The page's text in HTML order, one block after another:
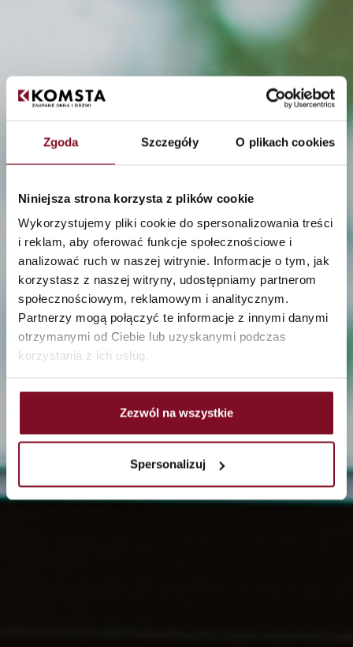
Zgoda Szczegóły O plikach cookies
Niniejsza strona korzysta z plików cookie
Wykorzystujemy pliki cookie do spersonalizowania treści
i reklam, aby oferować funkcje społecznościowe i
analizować ruch w naszej witrynie. Informacje o tym, jak
korzystasz z naszej witryny, udostępniamy partnerom
społecznościowym, reklamowym i analitycznym.
Partnerzy mogą połączyć te informacje z innymi danymi
otrzymanymi od Ciebie lub uzyskanymi podczas
korzystania z ich usług.
Zezwól na wszystkie
Spersonalizuj
Sichere Fenster und
Türen — Lösungen in der
Fensterschreinerei zur
Erhöhung der Sicherheit
der Kleinsten